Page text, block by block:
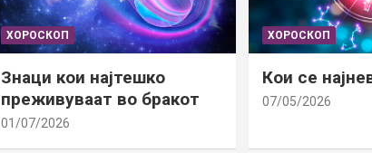
ХОРОСКОП
Знаци кои најтешко
преживуваат во бракот
01/07/2026
ХОРОСКОП
Кои се
07/05/2026